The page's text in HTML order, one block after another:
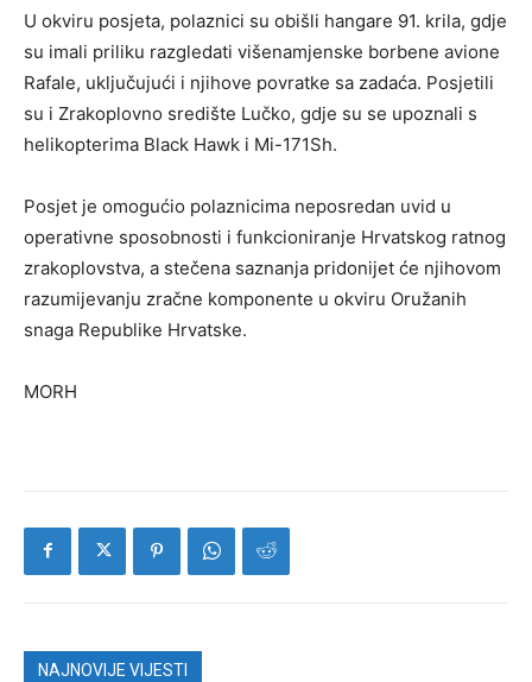
U okviru posjeta, polaznici su obišli hangare 91. krila, gdje
su imali priliku razgledati višenamjenske borbene avione
Rafale, uključujući i njihove povratke sa zadaća. Posjetili
su i Zrakoplovno središte Lučko, gdje su se upoznali s
helikopterima Black Hawk i Mi-171Sh.
Posjet je omogućio polaznicima neposredan uvid u
operativne sposobnosti i funkcioniranje Hrvatskog ratnog
zrakoplovstva, a stečena saznanja pridonijet će njihovom
razumijevanju zračne komponente u okviru Oružanih
snaga Republike Hrvatske.
MORH
NAJNOVIJE VIJESTI